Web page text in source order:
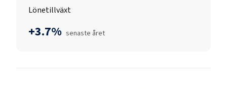
Lönetillväxt
+3.7% senaste året